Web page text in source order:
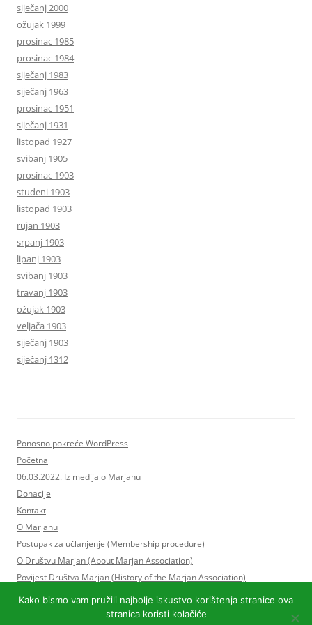
siječanj 2000
ožujak 1999
prosinac 1985
prosinac 1984
siječanj 1983
siječanj 1963
prosinac 1951
siječanj 1931
listopad 1927
svibanj 1905
prosinac 1903
studeni 1903
listopad 1903
rujan 1903
srpanj 1903
lipanj 1903
svibanj 1903
travanj 1903
ožujak 1903
veljača 1903
siječanj 1903
siječanj 1312
Ponosno pokreće WordPress
Početna
06.03.2022. Iz medija o Marjanu
Donacije
Kontakt
O Marjanu
Postupak za učlanjenje (Membership procedure)
O Društvu Marjan (About Marjan Association)
Povijest Društva Marjan (History of the Marjan Association)
Statut Društva Marjan i Program rada
Upravni odbor Društva Marjan
Kako bismo vam pružili najbolje iskustvo korištenja stranice ova
stranica koristi kolačiće